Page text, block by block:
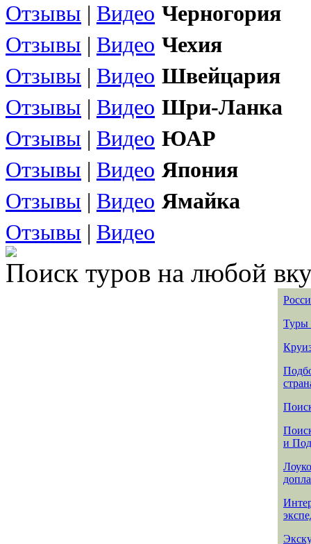
Отзывы | Видео Черногория
Отзывы | Видео Чехия
Отзывы | Видео Швейцария
Отзывы | Видео Шри-Ланка
Отзывы | Видео ЮАР
Отзывы | Видео Япония
Отзывы | Видео Ямайка
Отзывы | Видео
Поиск туров на любой
Туры
и